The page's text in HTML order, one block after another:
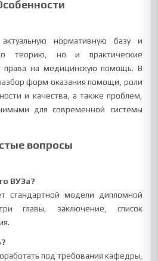
нормативную базу и
теорию, но и практические
права на медицинскую помощь. В
форм оказания помощи, роли
и качества, а также проблем,
для современной системы
вопросы
ВУЗа?
стандартной модели дипломной
главы, заключение, список
под требования кафедры,